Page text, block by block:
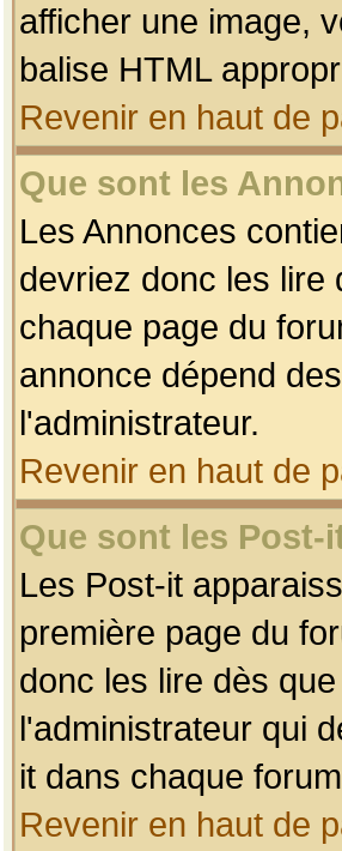
afficher une image,
balise HTML
Revenir en haut de
Que sont les
Les Annonces
devriez donc les lire
chaque page du
annonce dépend
l'administrateur.
Revenir en haut de
Que sont les Post-
Les Post-it
première page du
donc les lire dès
l'administrateur qui
it dans chaque
Revenir en haut de